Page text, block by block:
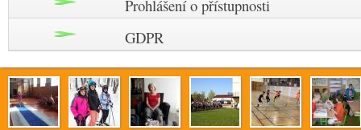
Prohlášení o přístupnosti
GDPR